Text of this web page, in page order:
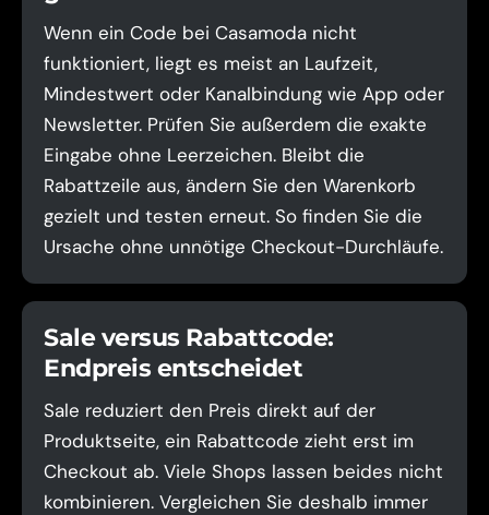
Wenn ein Code bei Casamoda nicht
funktioniert, liegt es meist an Laufzeit,
Mindestwert oder Kanalbindung wie App oder
Newsletter. Prüfen Sie außerdem die exakte
Eingabe ohne Leerzeichen. Bleibt die
Rabattzeile aus, ändern Sie den Warenkorb
gezielt und testen erneut. So finden Sie die
Ursache ohne unnötige Checkout-Durchläufe.
Sale versus Rabattcode:
Endpreis entscheidet
Sale reduziert den Preis direkt auf der
Produktseite, ein Rabattcode zieht erst im
Checkout ab. Viele Shops lassen beides nicht
kombinieren. Vergleichen Sie deshalb immer